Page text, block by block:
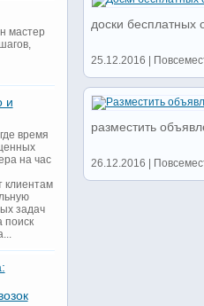
доски бесплатных
25.12.2016 |
разместить
26.12.2016 |
мастер
и
время
на час
клиентам
задач
поиск